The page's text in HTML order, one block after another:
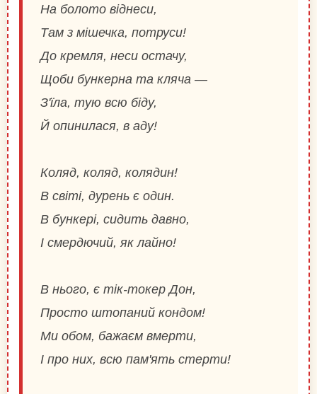
На болото віднеси,
Там з мішечка, потруси!
До кремля, неси остачу,
Щоби бункерна та кляча —
З'їла, тую всю біду,
Й опинилася, в аду!
Коляд, коляд, колядин!
В світі, дурень є один.
В бункері, сидить давно,
І смердючий, як лайно!
В нього, є тік-токер Дон,
Просто штопаний кондом!
Ми обом, бажаєм вмерти,
І про них, всю пам'ять стерти!